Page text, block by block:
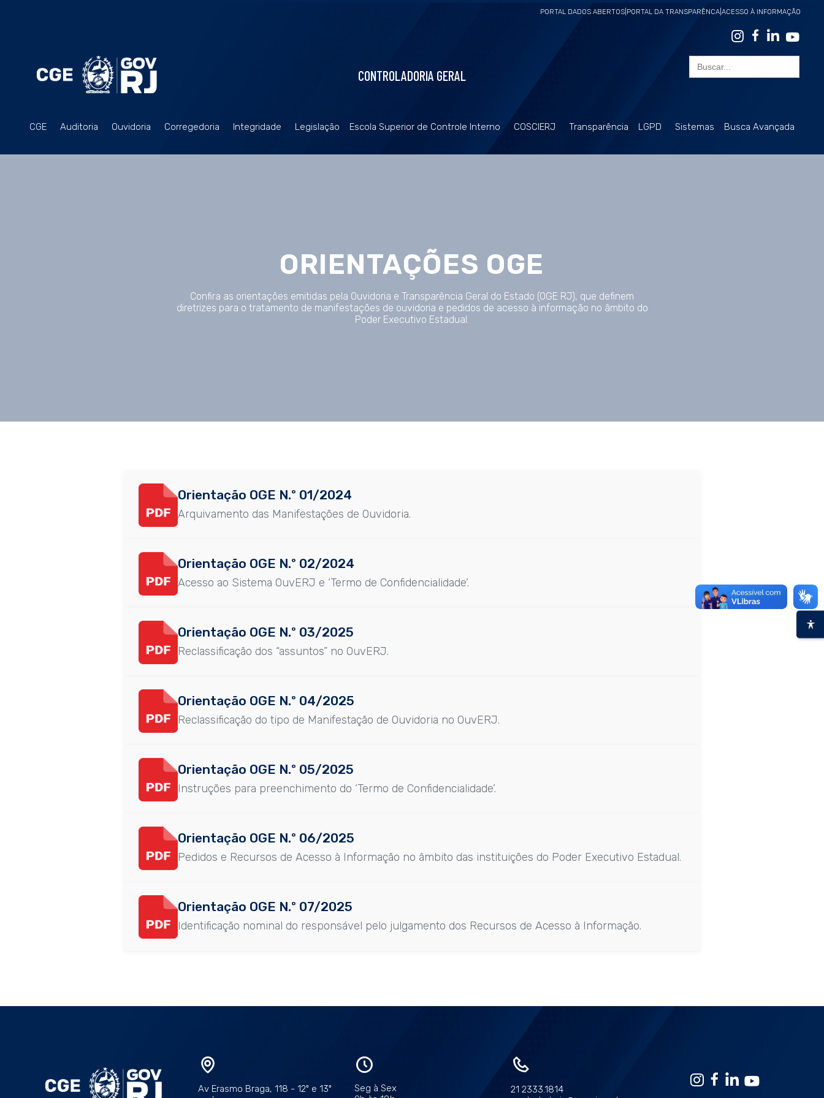
PORTAL DADOS ABERTOS PORTAL DA TRANSPARÊNCA ACESSO À INFORMAÇÃO
CONTROLADORIA GERAL
Search
for:
CGE Auditoria Ouvidoria Corregedoria Integridade Legislação Escola Superior de Controle Interno COSCIERJ Transparência LGPD Sistemas Busca Avançada
ORIENTAÇÕES OGE
Confira as orientações emitidas pela Ouvidoria e Transparência Geral do Estado (OGE RJ), que definem
diretrizes para o tratamento de manifestações de ouvidoria e pedidos de acesso à informação no âmbito do
Poder Executivo Estadual.
Orientação OGE N.º 01/2024
Arquivamento das Manifestações de Ouvidoria.
Orientação OGE N.º 02/2024
Acesso ao Sistema OuvERJ e ‘Termo de Confidencialidade’.
Orientação OGE N.º 03/2025
Reclassificação dos “assuntos” no OuvERJ.
Orientação OGE N.º 04/2025
Reclassificação do tipo de Manifestação de Ouvidoria no OuvERJ.
Orientação OGE N.º 05/2025
Instruções para preenchimento do ‘Termo de Confidencialidade’.
Orientação OGE N.º 06/2025
Pedidos e Recursos de Acesso à Informação no âmbito das instituições do Poder Executivo Estadual.
Orientação OGE N.º 07/2025
Identificação nominal do responsável pelo julgamento dos Recursos de Acesso à Informação.
Av Erasmo Braga, 118 - 12º e 13º
Seg à Sex
21 2333.1814